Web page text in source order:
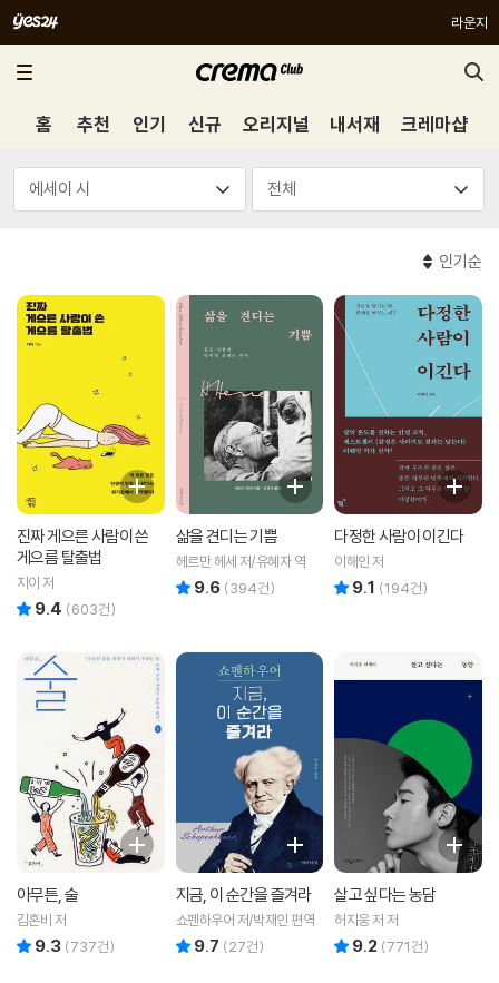
라운지
홈 추천 인기 신규 오리지널 내서재 크레마샵
인기순
진짜 게으른 사람이 쓴
게으름 탈출법
지이 저
9.4 (603건)
삶을 견디는 기쁨
헤르만 헤세 저/유혜자 역
9.6 (394건)
다정한 사람이 이긴다
이해인 저
9.1 (194건)
아무튼, 술
김혼비 저
9.3 (737건)
지금, 이 순간을 즐겨라
쇼펜하우어 저/박재인 편역
9.7 (27건)
살고 싶다는 농담
허지웅 저 저
9.2 (771건)